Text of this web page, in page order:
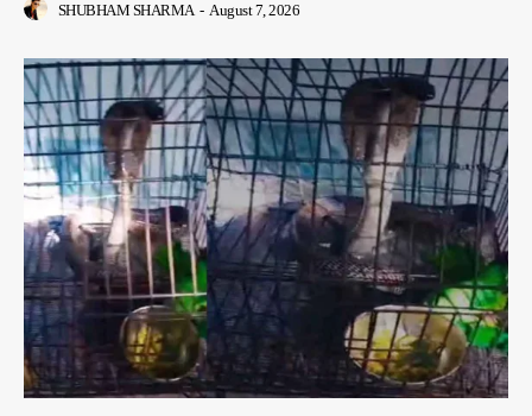
SHUBHAM SHARMA - August 7, 2026